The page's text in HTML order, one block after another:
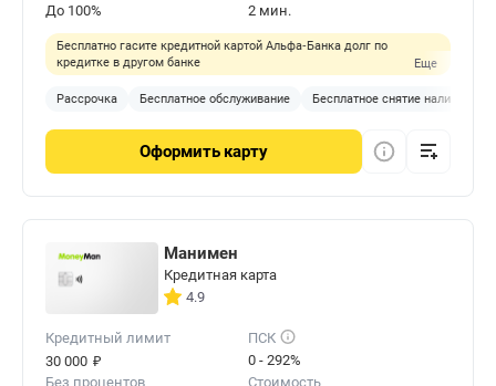
До 100%
2 мин.
Бесплатно гасите кредитной картой Альфа‑Банка долг по
кредитке в другом банке
Еще
Рассрочка Бесплатное обслуживание Бесплатное снятие наличных
Оформить карту
Манимен
Кредитная карта
4.9
Кредитный лимит
30 000 ₽
ПСК
0 - 292%
Без процентов
Стоимость